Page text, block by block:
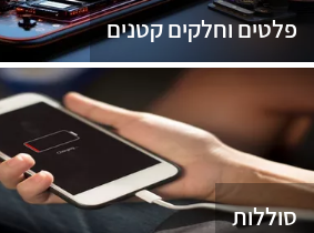
פלטים וחלקים קטנים
סוללות